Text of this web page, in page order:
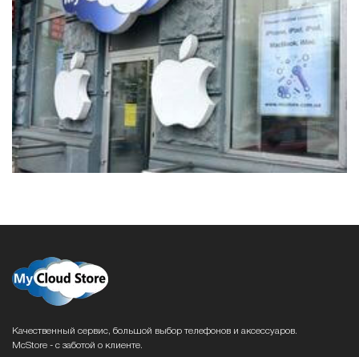
Качественный сервис, большой выбор телефонов и аксессуаров.
McStore - с заботой о клиенте.